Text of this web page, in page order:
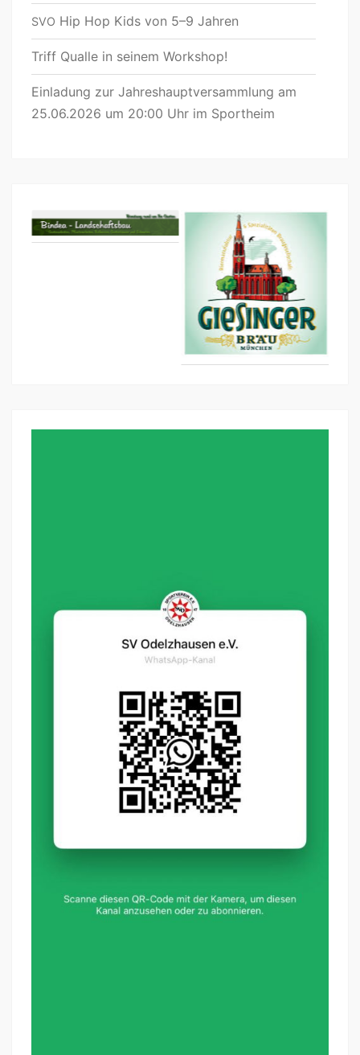
SVO Hip Hop Kids von 5–9 Jahren
Triff Qualle in seinem Workshop!
Einladung zur Jahreshauptversammlung am
25.06.2026 um 20:00 Uhr im Sportheim